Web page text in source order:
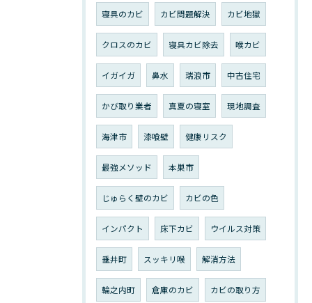
寝具のカビ カビ問題解決 カビ地獄
クロスのカビ 寝具カビ除去 喉カビ
イガイガ 鼻水 瑞浪市 中古住宅
かび取り業者 真夏の寝室 現地調査
海津市 漆喰壁 健康リスク
最強メソッド 本巣市
じゅらく壁のカビ カビの色
インパクト 床下カビ ウイルス対策
垂井町 スッキリ喉 解消方法
輪之内町 倉庫のカビ カビの取り方